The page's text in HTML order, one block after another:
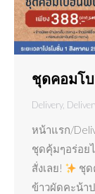
ชุดคอมโ
Delivery,
หน้าแรก/
ชุดคุ้มๆอร่อย
สั่งเลย!
ชุด
ข้าวผัดคะน้า